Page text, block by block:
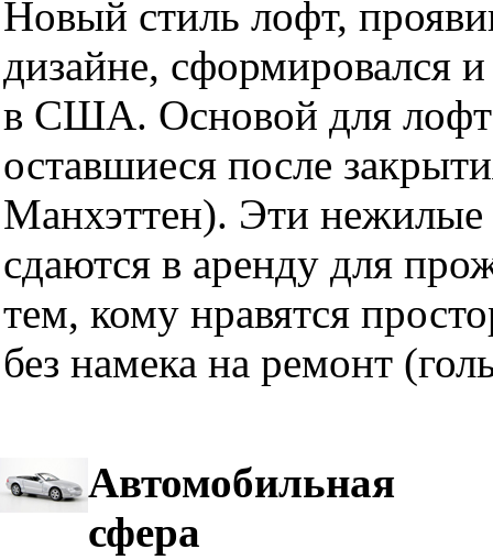
Новый стиль лофт,
дизайне, сформировался
в США. Основой для
оставшиеся после
Манхэттен). Эти нежилые
сдаются в аренду для
тем, кому нравятся
без намека на ремонт
Автомобильная
сфера